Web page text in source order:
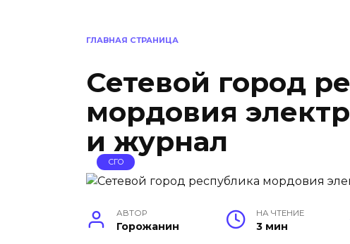
ГЛАВНАЯ СТРАНИЦА
Сетевой город
мордовия
и журнал
СГО
АВТОР
Горожанин
НА ЧТЕНИЕ
3 мин